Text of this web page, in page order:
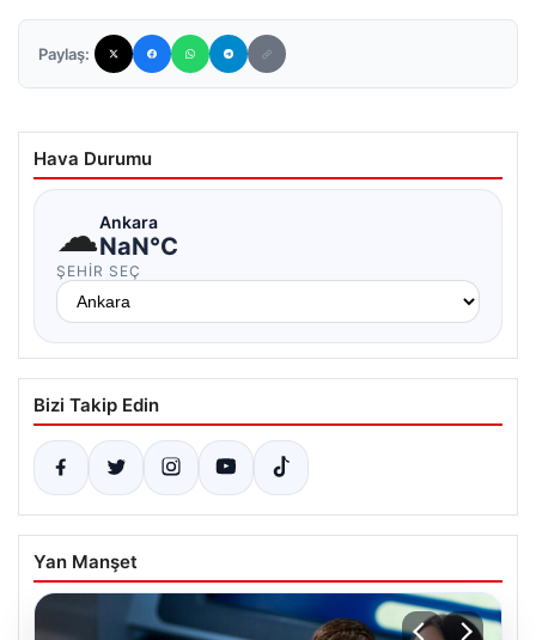
Paylaş:
Hava Durumu
☁Ankara
NaN°C
ŞEHIR SEÇ
Bizi Takip Edin
Yan Manşet